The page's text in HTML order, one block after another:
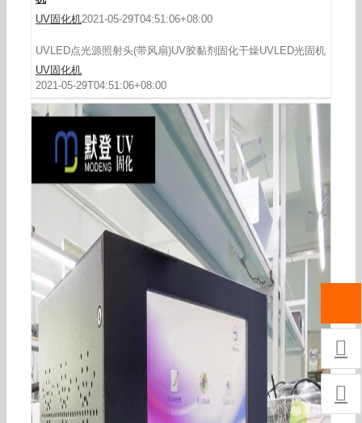
UV固化机2021-05-29T04:51:06+08:00
UVLED点光源照射头(带风扇)UV胶黏剂固化干燥UVLED光固机
UV固化机
2021-05-29T04:51:06+08:00

